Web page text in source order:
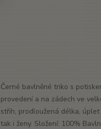
Černé bavlněné triko s
provedení a na zádech ve
střih, prodloužená délka,
tak i ženy. Složení: 100%